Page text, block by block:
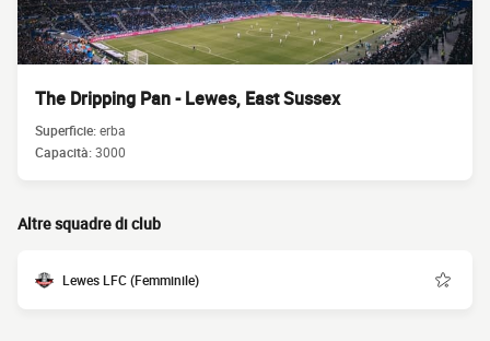
The Dripping Pan - Lewes, East Sussex
Superficie:erba
Capacità:3000
Altre squadre di club
Lewes LFC (Femminile)